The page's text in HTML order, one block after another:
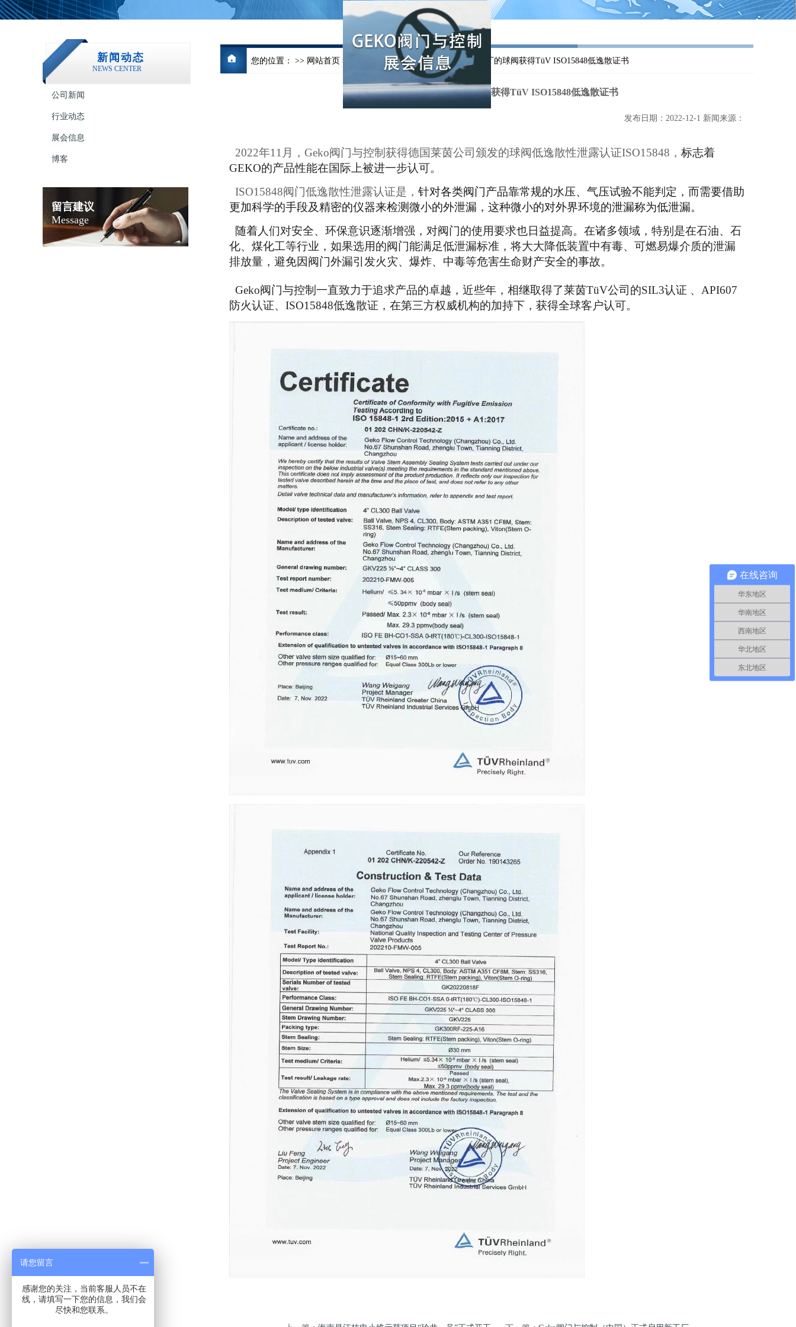
新闻动态
NEWS CENTER
公司新闻
行业动态
展会信息
博客
留言建议
Message
您的位置： >> 网站首页 >> 新闻动态>> Geko阀门与控制中国工厂的球阀获得TüV ISO15848低逸散证书
Geko阀门与控制中国工厂的球阀获得TüV ISO15848低逸散证书
发布日期：2022-12-1 新闻来源：
2022年11月， Geko阀门与控制 获得德国莱茵公司颁发的球阀低逸散性泄露认证ISO15848， 标志着
GEKO的产品性能在国际上被进一步认可。
ISO15848阀门低逸散性泄露认证是， 针对各类阀门产品靠常规的水压、气压试验不能判定，而需要借助
更加科学的手段及精密的仪器来检测微小的外泄漏，这种微小的对外界环境的泄漏称为低泄漏。
随着人们对安全、环保意识逐渐增强，对阀门的使用要求也日益提高。在诸多领域，特别是在石油、石
化、煤化工等行业，如果选用的阀门能满足低泄漏标准，将大大降低装置中有毒、可燃易爆介质的泄漏
排放量，避免因阀门外漏引发火灾、爆炸、中毒等危害生命财产安全的事故。
Geko阀门与控制一直致力于追求产品的卓越，近些年，相继取得了莱茵TüV公司的SIL3认证 、API607
防火认证、ISO15848低逸散证，在第三方权威机构的加持下， 获得全球客户认可。
在线咨询
华东地区
华南地区
西南地区
华北地区
东北地区
请您留言
感谢您的关注，当前客服人员不在
线，请填写一下您的信息，我们会
尽快和您联系。